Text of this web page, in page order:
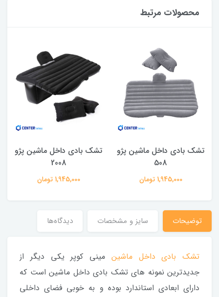
محصولات مرتبط
تشک بادی داخل ماشین پژو
508
1,945,000 تومان
تشک بادی داخل ماشین پژو
2008
1,945,000 تومان
توضیحات سایز و مشخصات دیدگاه‌ها
تشک بادی داخل ماشین مینی کوپر یکی دیگر از
جدیدترین نمونه های تشک بادی داخل ماشین است که
دارای ابعادی استاندارد بوده و به خوبی فضای داخلی